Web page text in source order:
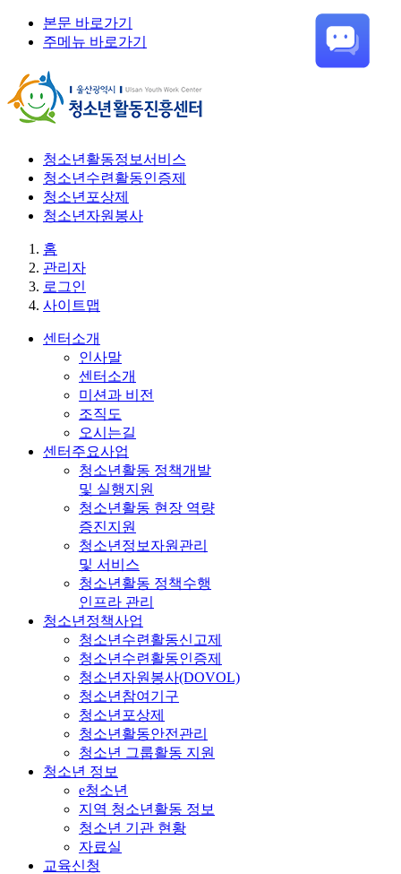
본문 바로가기
주메뉴 바로가기
청소년활동정보서비스
청소년수련활동인증제
청소년포상제
청소년자원봉사
홈
관리자
로그인
사이트맵
센터소개
인사말
센터소개
미션과 비전
조직도
오시는길
센터주요사업
청소년활동 정책개발
및 실행지원
청소년활동 현장 역량
증진지원
청소년정보자원관리
및 서비스
청소년활동 정책수행
인프라 관리
청소년정책사업
청소년수련활동신고제
청소년수련활동인증제
청소년자원봉사(DOVOL)
청소년참여기구
청소년포상제
청소년활동안전관리
청소년 그룹활동 지원
청소년 정보
e청소년
지역 청소년활동 정보
청소년 기관 현황
자료실
교육신청